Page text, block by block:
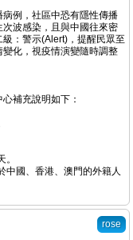
例，社區中恐有隱性傳播
波感染，且與中國往來密
：警示(Alert)，提醒民眾至
化，視疫情演變隨時調整
補充說明如下：
中國、香港、澳門的外籍人
rose